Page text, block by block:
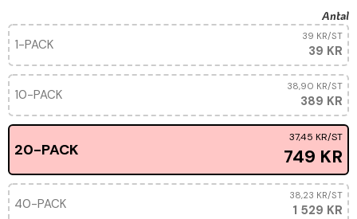
Antal
1-PACK 39 KR
39 KR/ST
10-PACK 389 KR
38,90 KR/ST
20-PACK 749 KR
37,45 KR/ST
40-PACK 1 529 KR
38,23 KR/ST